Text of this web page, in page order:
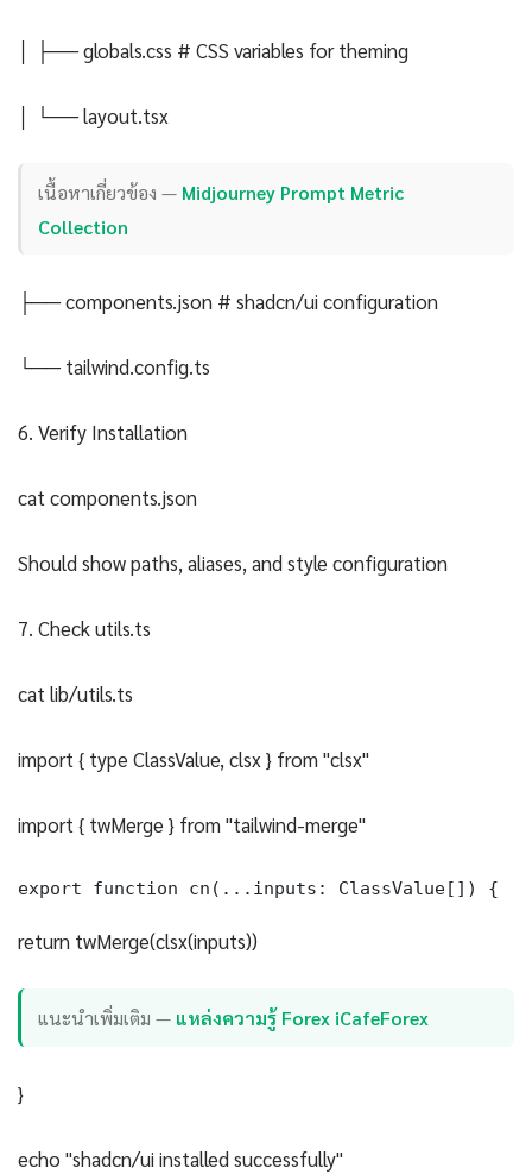
│ ├── globals.css # CSS variables for theming
│ └── layout.tsx
เนื้อหาเกี่ยวข้อง — Midjourney Prompt Metric
Collection
├── components.json # shadcn/ui configuration
└── tailwind.config.ts
6. Verify Installation
cat components.json
Should show paths, aliases, and style configuration
7. Check utils.ts
cat lib/utils.ts
import { type ClassValue, clsx } from "clsx"
import { twMerge } from "tailwind-merge"
export function cn(...inputs: ClassValue[]) {
return twMerge(clsx(inputs))
แนะนำเพิ่มเติม — แหล่งความรู้ Forex iCafeForex
}
echo "shadcn/ui installed successfully"